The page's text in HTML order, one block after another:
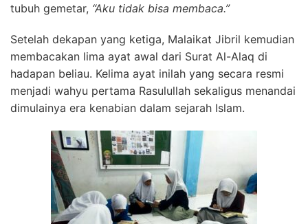
tubuh gemetar, “Aku tidak bisa membaca.”
Setelah dekapan yang ketiga, Malaikat Jibril kemudian
membacakan lima ayat awal dari Surat Al-Alaq di
hadapan beliau. Kelima ayat inilah yang secara resmi
menjadi wahyu pertama Rasulullah sekaligus menandai
dimulainya era kenabian dalam sejarah Islam.